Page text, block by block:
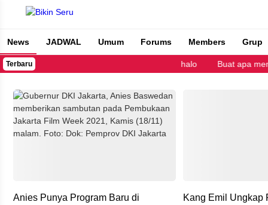
Bikin Seru
News JADWAL Umum Forums Members Grup
Terbaru halo Buat apa
Anies Punya Program Baru di
Kang Emil Ungkap